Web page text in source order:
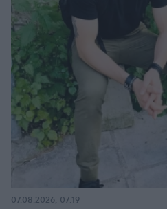
07.08.2026, 07:19